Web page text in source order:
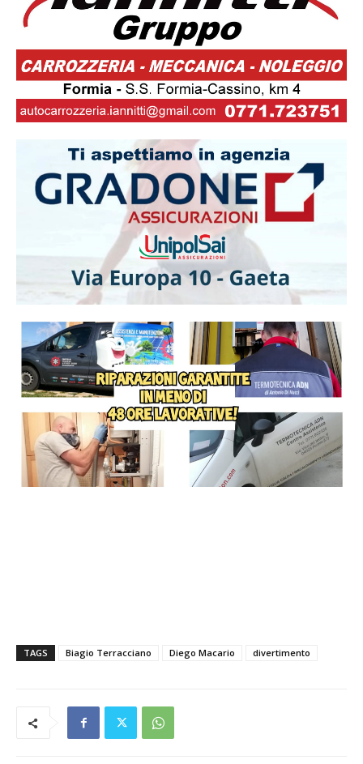
TAGS Biagio Terracciano Diego Macario divertimento